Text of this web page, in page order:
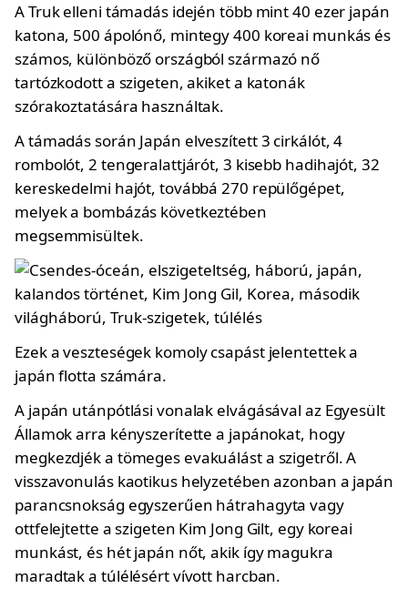
A Truk elleni támadás idején több mint 40 ezer japán
katona, 500 ápolónő, mintegy 400 koreai munkás és
számos, különböző országból származó nő
tartózkodott a szigeten, akiket a katonák
szórakoztatására használtak.
A támadás során Japán elveszített 3 cirkálót, 4
rombolót, 2 tengeralattjárót, 3 kisebb hadihajót, 32
kereskedelmi hajót, továbbá 270 repülőgépet,
melyek a bombázás következtében
megsemmisültek.
Ezek a veszteségek komoly csapást jelentettek a
japán flotta számára.
A japán utánpótlási vonalak elvágásával az Egyesült
Államok arra kényszerítette a japánokat, hogy
megkezdjék a tömeges evakuálást a szigetről. A
visszavonulás kaotikus helyzetében azonban a japán
parancsnokság egyszerűen hátrahagyta vagy
ottfelejtette a szigeten Kim Jong Gilt, egy koreai
munkást, és hét japán nőt, akik így magukra
maradtak a túlélésért vívott harcban.